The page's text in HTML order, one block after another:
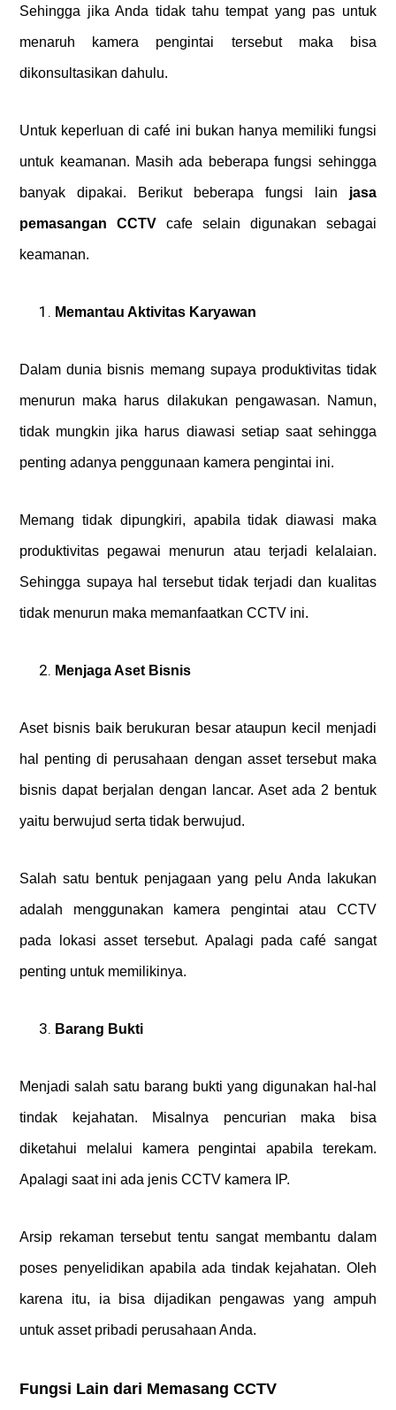
Sehingga jika Anda tidak tahu tempat yang pas untuk
menaruh kamera pengintai tersebut maka bisa
dikonsultasikan dahulu.
Untuk keperluan di café ini bukan hanya memiliki fungsi
untuk keamanan. Masih ada beberapa fungsi sehingga
banyak dipakai. Berikut beberapa fungsi lain jasa
pemasangan CCTV cafe selain digunakan sebagai
keamanan.
Memantau Aktivitas Karyawan
Dalam dunia bisnis memang supaya produktivitas tidak
menurun maka harus dilakukan pengawasan. Namun,
tidak mungkin jika harus diawasi setiap saat sehingga
penting adanya penggunaan kamera pengintai ini.
Memang tidak dipungkiri, apabila tidak diawasi maka
produktivitas pegawai menurun atau terjadi kelalaian.
Sehingga supaya hal tersebut tidak terjadi dan kualitas
tidak menurun maka memanfaatkan CCTV ini.
Menjaga Aset Bisnis
Aset bisnis baik berukuran besar ataupun kecil menjadi
hal penting di perusahaan dengan asset tersebut maka
bisnis dapat berjalan dengan lancar. Aset ada 2 bentuk
yaitu berwujud serta tidak berwujud.
Salah satu bentuk penjagaan yang pelu Anda lakukan
adalah menggunakan kamera pengintai atau CCTV
pada lokasi asset tersebut. Apalagi pada café sangat
penting untuk memilikinya.
Barang Bukti
Menjadi salah satu barang bukti yang digunakan hal-hal
tindak kejahatan. Misalnya pencurian maka bisa
diketahui melalui kamera pengintai apabila terekam.
Apalagi saat ini ada jenis CCTV kamera IP.
Arsip rekaman tersebut tentu sangat membantu dalam
poses penyelidikan apabila ada tindak kejahatan. Oleh
karena itu, ia bisa dijadikan pengawas yang ampuh
untuk asset pribadi perusahaan Anda.
Fungsi Lain dari Memasang CCTV